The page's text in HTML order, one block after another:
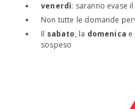
venerdì: saranno evase
Non tutte le domande
Il sabato, la domenica e
sospeso